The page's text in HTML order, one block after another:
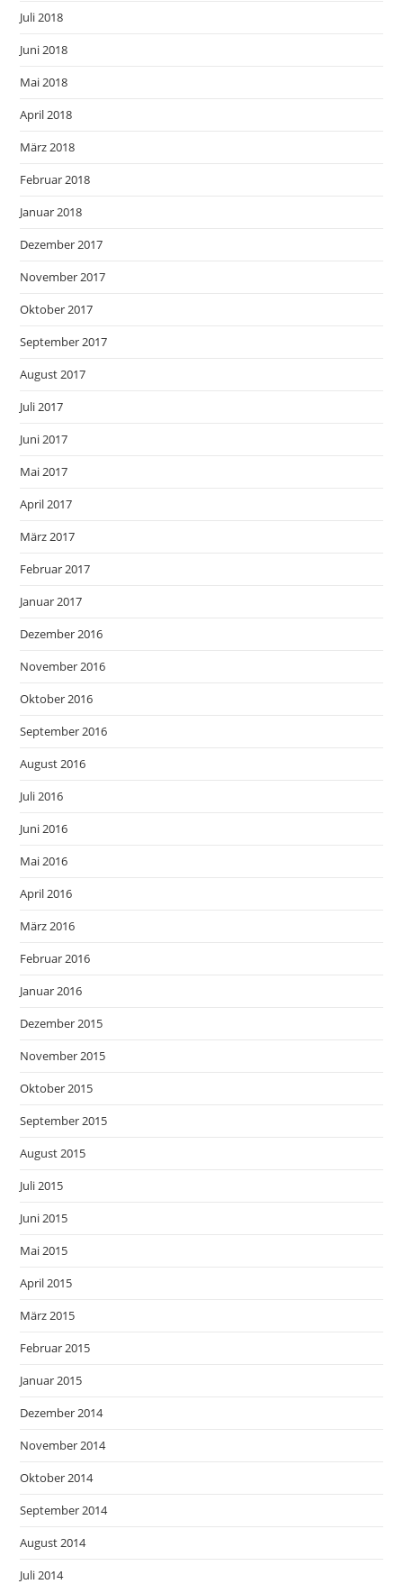
Juli 2018
Juni 2018
Mai 2018
April 2018
März 2018
Februar 2018
Januar 2018
Dezember 2017
November 2017
Oktober 2017
September 2017
August 2017
Juli 2017
Juni 2017
Mai 2017
April 2017
März 2017
Februar 2017
Januar 2017
Dezember 2016
November 2016
Oktober 2016
September 2016
August 2016
Juli 2016
Juni 2016
Mai 2016
April 2016
März 2016
Februar 2016
Januar 2016
Dezember 2015
November 2015
Oktober 2015
September 2015
August 2015
Juli 2015
Juni 2015
Mai 2015
April 2015
März 2015
Februar 2015
Januar 2015
Dezember 2014
November 2014
Oktober 2014
September 2014
August 2014
Juli 2014